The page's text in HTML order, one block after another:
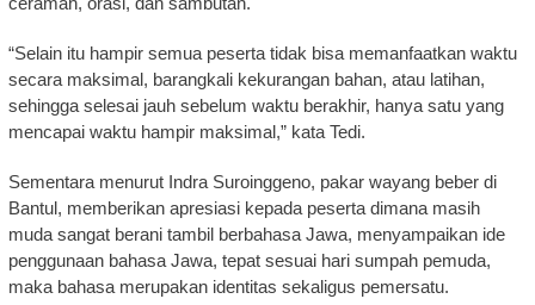
“Selain itu hampir semua peserta tidak bisa memanfaatkan waktu
secara maksimal, barangkali kekurangan bahan, atau latihan,
sehingga selesai jauh sebelum waktu berakhir, hanya satu yang
mencapai waktu hampir maksimal,” kata Tedi.
Sementara menurut Indra Suroinggeno, pakar wayang beber di
Bantul, memberikan apresiasi kepada peserta dimana masih
muda sangat berani tambil berbahasa Jawa, menyampaikan ide
penggunaan bahasa Jawa, tepat sesuai hari sumpah pemuda,
maka bahasa merupakan identitas sekaligus pemersatu.